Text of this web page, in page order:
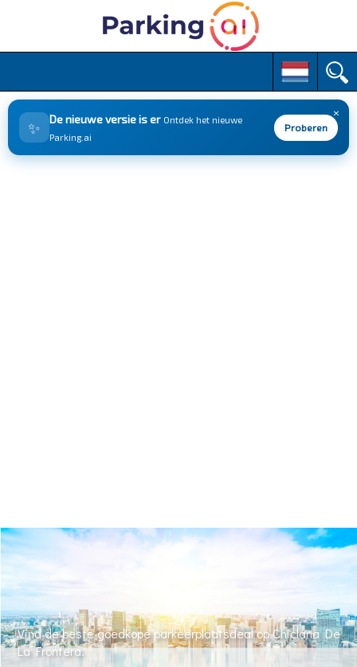
M
m
e
i
×
✨ De nieuwe versie is er Ontdek het nieuwe
Parking.ai
Proberen
Vind de beste goedkope parkeerplaatsdeal op Chiclana De
La Frontera.